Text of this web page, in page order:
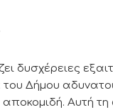
δυσχέρειες
Δήμου
Αυτή τη